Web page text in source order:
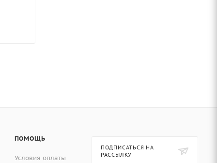
ПОМОЩЬ
Условия оплаты
ПОДПИСАТЬСЯ НА
РАССЫЛКУ